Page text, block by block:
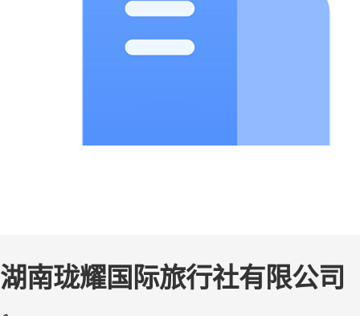
湖南珑耀国际旅行社有限公司